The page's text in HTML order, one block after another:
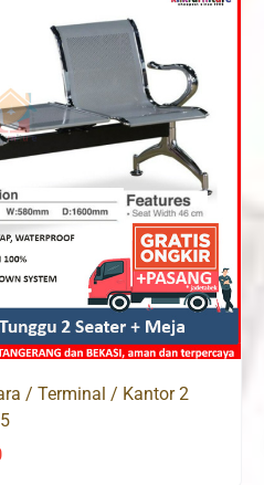
/ Terminal / Kantor 2
Current